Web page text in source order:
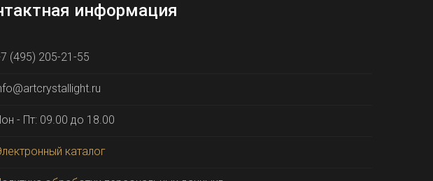
информация
(495) 205-21-55
- Пт: 09.00 до 18.00
каталог